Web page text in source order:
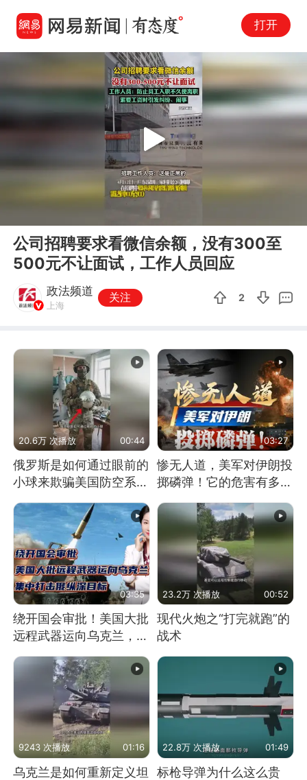
打开
Play
公司招聘要求看微信余额，没有300至
500元不让面试，工作人员回应
政法频道
上海
关注 2
20.6万 次播放 00:44
俄罗斯是如何通过眼前的
小球来欺骗美国防空系统
的
03:27
惨无人道，美军对伊朗投
掷磷弹！它的危害有多
大？
03:35
绕开国会审批！美国大批
远程武器运向乌克兰，集
23.2万 次播放 00:52
现代火炮之“打完就跑”的
战术
9243 次播放 01:16
乌克兰是如何重新定义坦
22.8万 次播放 01:49
标枪导弹为什么这么贵